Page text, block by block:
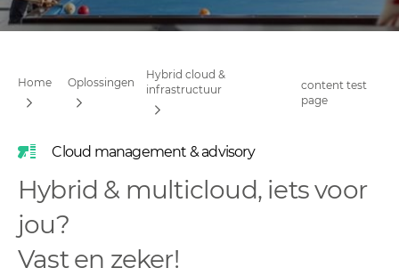
Home Oplossingen
Hybrid cloud &
infrastructuur
content test
page
Cloud management & advisory
Hybrid & multicloud, iets voor
jou?
Vast en zeker!